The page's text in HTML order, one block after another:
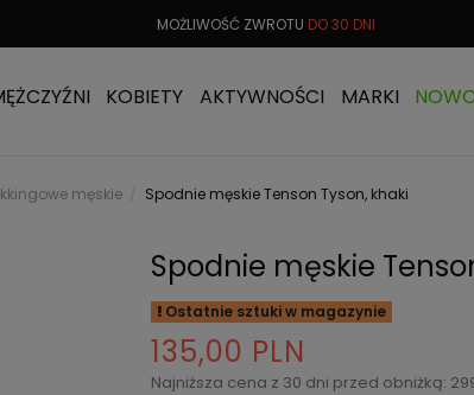
MOŻLIWOŚĆ ZWROTU DO 30 DNI
KOBIETY AKTYWNOŚCI MARKI
męskie Spodnie męskie Tenson Tyson, khaki
Spodnie męskie
Ostatnie sztuki w magazynie
135,00 PLN
Najniższa cena z 30 dni przed obniżką: